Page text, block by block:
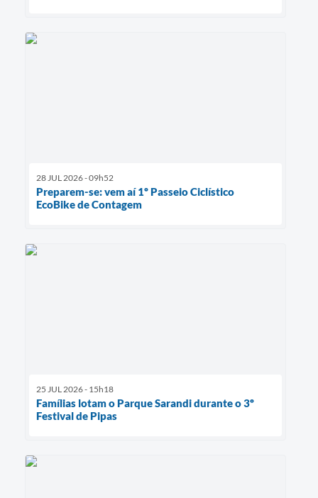
28 JUL 2026 - 09h52
Preparem-se: vem aí 1º Passeio Ciclístico
EcoBike de Contagem
25 JUL 2026 - 15h18
Famílias lotam o Parque Sarandi durante o 3º
Festival de Pipas